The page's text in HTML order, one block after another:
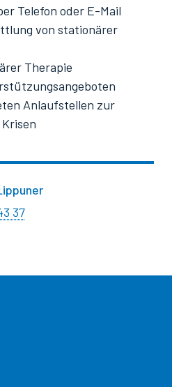
Telefon oder E-Mail
von stationärer
Therapie
Anlaufstellen zur
37